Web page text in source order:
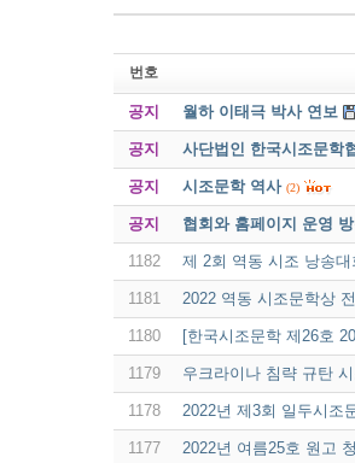
번호
공지 월하 이태극 박사 연보
공지 사단법인 한국시조문학
공지 시조문학 역사 (2)
공지 협회와 홈페이지 운영 방
1182 제 2회 역동 시조 낭송
1181 2022 역동 시조문학상
1180 [한국시조문학 제26호
1179 우크라이나 침략 규탄
1178 2022년 제3회 일두시조
1177 2022년 여름25호 원고